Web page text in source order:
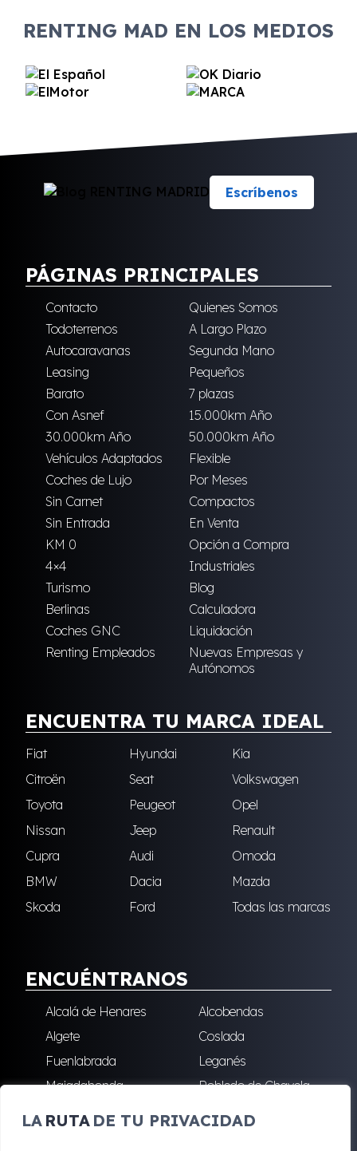
LA RUTA DE TU PRIVACIDAD
RENTING MAD EN LOS MEDIOS
Escríbenos
PÁGINAS PRINCIPALES
Contacto
Quienes Somos
Todoterrenos
A Largo Plazo
Autocaravanas
Segunda Mano
Leasing
Pequeños
Barato
7 plazas
Con Asnef
15.000km Año
30.000km Año
50.000km Año
Vehículos Adaptados
Flexible
Coches de Lujo
Por Meses
Sin Carnet
Compactos
Sin Entrada
En Venta
KM 0
Opción a Compra
4×4
Industriales
Turismo
Blog
Berlinas
Calculadora
Coches GNC
Liquidación
Renting Empleados
Nuevas Empresas y
Autónomos
ENCUENTRA TU MARCA IDEAL
Fiat Hyundai
Kia
Citroën
Seat
Volkswagen
Toyota
Peugeot
Opel
Nissan
Jeep
Renault
Cupra
Audi
Omoda
BMW
Dacia
Mazda
Skoda
Ford Todas las marcas
ENCUÉNTRANOS
Alcalá de Henares
Alcobendas
Algete
Coslada
Fuenlabrada
Leganés
Majadahonda
Robledo de Chavela
Reyes